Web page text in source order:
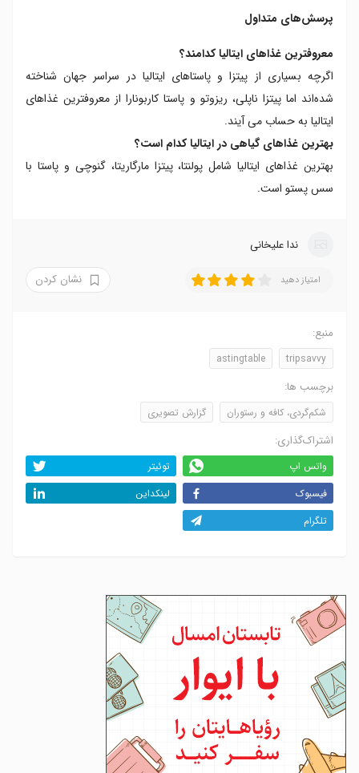
پرسش‌های متداول
معروفترین غذاهای ایتالیا کدامند؟
اگرچه بسیاری از پیتزا و پاستاهای ایتالیا در سراسر جهان شناخته
شده‌اند اما پیتزا ناپلی، ریزوتو و پاستا کاربونارا از معروفترین غذاهای
ایتالیا به حساب می آیند.
بهترین غذاهای گیاهی در ایتالیا کدام است؟
بهترین غذاهای ایتالیا شامل پولنتا، پیتزا مارگاریتا، گنوچی و پاستا با
سس پستو است.
ندا علیخانی
امتیاز دهید نشان کردن
منبع:
tripsavvy
astingtable
برچسب ها:
شکم‌گردی، کافه و رستوران گزارش تصویری
اشتراک‌گذاری:
واتس اپ
توئیتر
فیسبوک
لینکداین
تلگرام